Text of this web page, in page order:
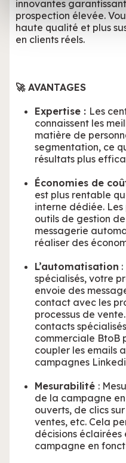
avec d'autres
ou qu'ils ont collectées
services.
innovantes
prospection élevée.
haute qualité et plus
en clients réels.
🚀 AVANTAGES
Expertise : Les
connaissent les
matière de
segmentation, ce
résultats plus
Économies de
est plus rentable
interne dédiée.
outils de gestion
messagerie
réaliser des
L’automatisation
spécialisés, votre
envoie des
contact avec les
processus de
contacts
commerciale BtoB
coupler les emails
campagnes
Mesurabilité :
de la campagne
ouverts, de clics
ventes, etc. Cela
décisions
campagne en